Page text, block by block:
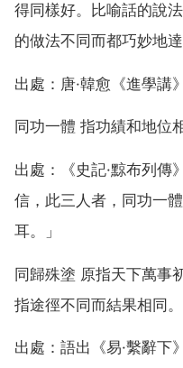
得同樣好。比喻話的說
的做法不同而都巧妙地達
出處：唐·韓愈《進學講
同功一體 指功績和地位
出處：《史記·黥布列傳
信，此三人者，同功一
耳。」
同歸殊塗 原指天下萬事
指途徑不同而結果相同。
出處：語出《易·繫辭下